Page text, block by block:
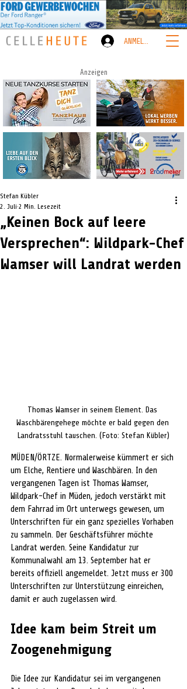
ANMELDEN
Anzeigen
„Keinen Bock auf leere
Versprechen“: Wildpark-Chef
Wamser will Landrat werden
Stefan Kübler
2. Juli 2 Min. Lesezeit
Thomas Wamser in seinem Element. Das
Waschbärengehege möchte er bald gegen den
Landratsstuhl tauschen. (Foto: Stefan Kübler)
MÜDEN/ÖRTZE. Normalerweise kümmert er sich
um Elche, Rentiere und Waschbären. In den
vergangenen Tagen ist Thomas Wamser,
Wildpark-Chef in Müden, jedoch verstärkt mit
dem Fahrrad im Ort unterwegs gewesen, um
Unterschriften für ein ganz spezielles Vorhaben
zu sammeln. Der Geschäftsführer möchte
Landrat werden. Seine Kandidatur zur
Kommunalwahl am 13. September hat er
bereits offiziell angemeldet. Jetzt muss er 300
Unterschriften zur Unterstützung einreichen,
damit er auch zugelassen wird.
Idee kam beim Streit um
Zoogenehmigung
Die Idee zur Kandidatur sei im vergangenen